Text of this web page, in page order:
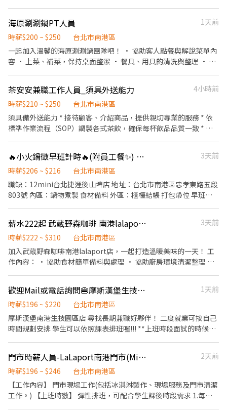
📍台北市文山區指南路二段67號 台北木新店📍台北市文山區木新路
三段174號 台北動物園三店📍台北市文山區新光路二段30號 .˚⊹ ⁺‧
【超級亮點】 ‧⁺ ⊹˚. 💼 勞保・勞退・團保 ⛽ 汽機車油資補貼 🔧 汽
機車修繕補貼 🤝 推薦好友獎金 $600/人 📆 國定假日上班享雙倍薪資
💥 .˚⊹ ⁺‧ 【 想聯繫我】 ‧⁺ ⊹˚. ☝️ 點選【立即應徵】我會速度回覆
你！ ✌️ 或加入 🅻🅸🅽🅴：https://lin.ee/8rsUSDv 🤟 留言「姓名＋
電話＋截圖職缺」就能聯繫上～ 若想參考其他職缺，可以到我的
Threads，看更多更多的職缺喔♬ My Threads：tsaipei_ruby
https://reurl.cc/7b2vad 別害羞❌別害怕❌找工作聯繫我⭕
https://tigerdumpling.net/ ，另有其他職務職缺，歡迎詢問 【品
牌網站】https://tigerdumpling.net 【優質福利】 *基本保障：勞
保、健保、勞退提撥 *獎金福利：三節禮金(禮券)、生日餐券 *好康
福利：員工餐點、旅遊補助、尾牙聚餐活動 *關懷照顧：在職團體保
險、免費年度健康檢查、團體紓壓活動、員工諮商與輔導 更多資訊
請點 https://www.mfb.com.tw/
海原涮涮鍋PT人員
1天前
時薪$200 ~ $250
台北市南港區
一起加入溫馨的海原涮涮鍋團隊吧！ • 協助客人點餐與解說菜單內
容 • 上菜、補菜，保持桌面整潔 • 餐具、用具的清洗與整理 • 協
經驗沒關係，歡迎你的第一份打工從我們開始！
茶安安兼職工作人員_須具外送能力
4小時前
時薪$210 ~ $250
台北市南港區
須具備外送能力 * 接待顧客、介紹商品，提供親切專業的服務 * 依
標準作業流程（SOP）調製各式茶飲，確保每杯飲品品質一致 * 負
共同維持門市營運順暢 我們希望你 * 喜歡與人互動，具服務熱忱。
* 做事細心、有責任感、願意學習 * 能配合排班
🔥小火鍋徵早班計時🔥(附員工餐✨) 時薪206~216 捷運後山埤站1分鐘
3天前
時薪$206 ~ $216
台北市南港區
職缺：12mini台北捷運後山埤店 地址：台北市南港區忠孝東路五段
803號 內區：鍋物煮製 食材備料 外區：櫃檯結帳 打包帶位 早班時
工餐 上班地點在捷運板南線後山埤站旁，走路1分鐘 報到需配合體
檢以及台新或中信開戶
薪水222起 武蔵野森咖琲 南港lalaport店 急徵 整天班 內場工讀
3天前
時薪$222 ~ $310
台北市南港區
加入武蔵野森咖啡南港lalaport店，一起打造溫暖美味的一天！ 工
作內容： • 協助食材簡單備料與處理 • 協助廚房環境清潔整理 •
大家互相幫忙 歡迎沒有經驗的你，只要有熱忱，放心加入我們！
歡迎Mail或電話詢問🍔摩斯漢堡生技園區店歡迎學生、上班族、留學生、主婦。
1天前
時薪$196 ~ $220
台北市南港區
摩斯漢堡南港生技園區店 尋找長期兼職好夥伴！ 二度就業可按自己
時間規劃安排 學生可以依照課表排班喔!!! **上班時段面試的時候都
維護客席環境 （2）內場：製作餐點、油炸點心、洗菜、維護廚房
客席環境 (3)需定期維護環境整潔 分貨補貨等 ✅時薪：196-220起 ➠
定期檢核，依能力調整薪資+$5/次 ➠23:00～06:00加發早夜津貼
+$45/時 ✅每月7號領薪水 （薪轉銀行為台新、中郵） ✅員工福利 🍔
半價餐飲ll超划算！ 🍔在職第二個月起，每月免費漢堡2個 🍔有勞健
門市時薪人員-LaLaport南港門市(Mitsui Shopping Park LaLaport南港)
2天前
時薪$196 ~ $246
台北市南港區
【工作內容】 門市現場工作(包括冰淇淋製作、現場服務及門市清潔
工作。) 【上班時數】 彈性排班，可配合學生課後時段需求 1.每週